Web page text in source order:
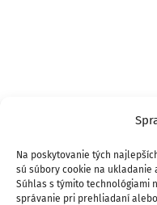
Na poskytovanie tých
sú súbory cookie na
Súhlas s týmito technológiami
správanie pri prehliadaní